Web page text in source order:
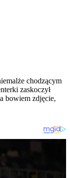
chodzącym
zaskoczył
bowiem zdjęcie,